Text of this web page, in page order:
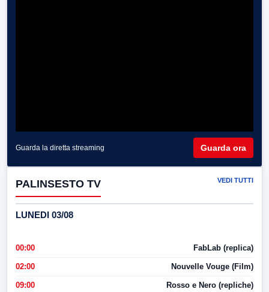
Guarda la diretta streaming Guarda ora
PALINSESTO TV VEDI TUTTI
LUNEDI 03/08
00:00 FabLab (replica)
02:00 Nouvelle Vouge (Film)
09:00 Rosso e Nero (repliche)